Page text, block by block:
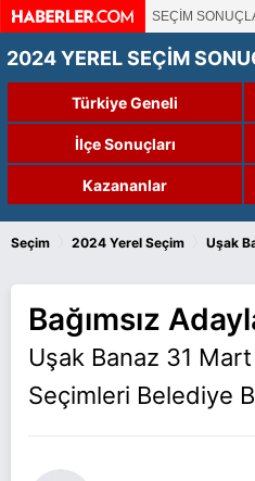
SEÇİM
2024 YEREL SEÇİM
Türkiye Geneli
İlçe Sonuçları
Kazananlar
Seçim 2024 Yerel Seçim Uşak
Bağımsız
Uşak Banaz 31
Seçimleri Belediye